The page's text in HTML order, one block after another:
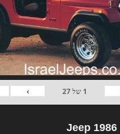
1 של27
›